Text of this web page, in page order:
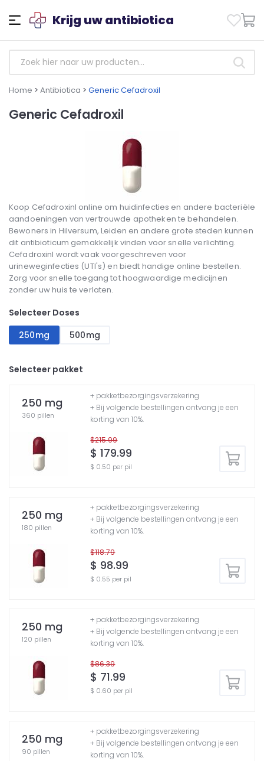
Krijg uw antibiotica
Home > Antibiotica > Generic Cefadroxil
Generic Cefadroxil
Koop Cefadroxinl online om huidinfecties en andere bacteriële
aandoeningen van vertrouwde apotheken te behandelen.
Bewoners in Hilversum, Leiden en andere grote steden kunnen
dit antibioticum gemakkelijk vinden voor snelle verlichting.
Cefadroxinl wordt vaak voorgeschreven voor
urineweginfecties (UTI's) en biedt handige online bestellen.
Zorg voor snelle toegang tot hoogwaardige medicijnen
zonder uw huis te verlaten.
Selecteer Doses
250mg
500mg
Selecteer pakket
250 mg
360 pillen
$215.99
$ 179.99
$ 0.50 per pil
+ pakketbezorgingsverzekering
+ Bij volgende bestellingen ontvang je een
korting van 10%.
250 mg
180 pillen
$118.79
$ 98.99
$ 0.55 per pil
+ pakketbezorgingsverzekering
+ Bij volgende bestellingen ontvang je een
korting van 10%.
250 mg
120 pillen
$86.39
$ 71.99
$ 0.60 per pil
+ pakketbezorgingsverzekering
+ Bij volgende bestellingen ontvang je een
korting van 10%.
250 mg
90 pillen
+ pakketbezorgingsverzekering
+ Bij volgende bestellingen ontvang je een
korting van 10%.